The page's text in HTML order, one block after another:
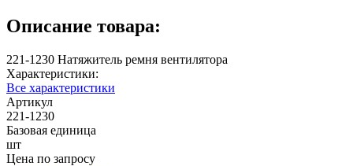
Описание товара:
221-1230 Натяжитель ремня вентилятора
Характеристики:
Все характеристики
Артикул
221-1230
Базовая единица
шт
Цена по запросу